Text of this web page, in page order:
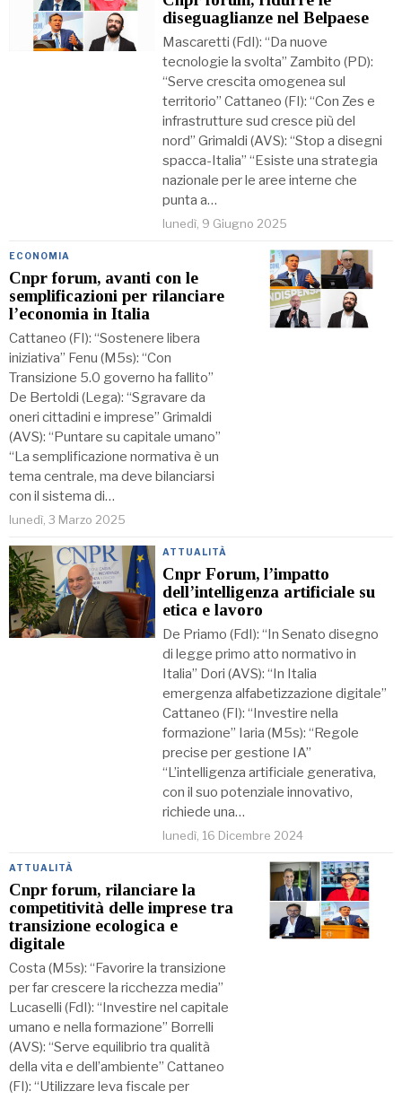
diseguaglianze nel Belpaese
Mascaretti (FdI): “Da nuove
tecnologie la svolta” Zambito (PD):
“Serve crescita omogenea sul
territorio” Cattaneo (FI): “Con Zes e
infrastrutture sud cresce più del
nord” Grimaldi (AVS): “Stop a disegni
spacca-Italia” “Esiste una strategia
nazionale per le aree interne che
punta a…
lunedì, 9 Giugno 2025
ECONOMIA
Cnpr forum, avanti con le
semplificazioni per rilanciare
l’economia in Italia
Cattaneo (FI): “Sostenere libera
iniziativa” Fenu (M5s): “Con
Transizione 5.0 governo ha fallito”
De Bertoldi (Lega): “Sgravare da
oneri cittadini e imprese” Grimaldi
(AVS): “Puntare su capitale umano”
“La semplificazione normativa è un
tema centrale, ma deve bilanciarsi
con il sistema di…
lunedì, 3 Marzo 2025
ATTUALITÀ
Cnpr Forum, l’impatto
dell’intelligenza artificiale su
etica e lavoro
De Priamo (FdI): “In Senato disegno
di legge primo atto normativo in
Italia” Dori (AVS): “In Italia
emergenza alfabetizzazione digitale”
Cattaneo (FI): “Investire nella
formazione” Iaria (M5s): “Regole
precise per gestione IA”
“L’intelligenza artificiale generativa,
con il suo potenziale innovativo,
richiede una…
lunedì, 16 Dicembre 2024
ATTUALITÀ
Cnpr forum, rilanciare la
competitività delle imprese tra
transizione ecologica e
digitale
Costa (M5s): “Favorire la transizione
per far crescere la ricchezza media”
Lucaselli (FdI): “Investire nel capitale
umano e nella formazione” Borrelli
(AVS): “Serve equilibrio tra qualità
della vita e dell’ambiente” Cattaneo
(FI): “Utilizzare leva fiscale per